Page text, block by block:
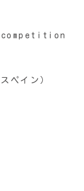
スペイン）